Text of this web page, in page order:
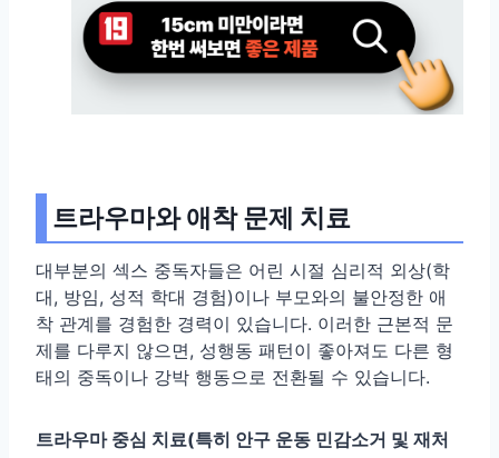
트라우마와 애착 문제 치료
대부분의 섹스 중독자들은 어린 시절 심리적 외상(학
대, 방임, 성적 학대 경험)이나 부모와의 불안정한 애
착 관계를 경험한 경력이 있습니다. 이러한 근본적 문
제를 다루지 않으면, 성행동 패턴이 좋아져도 다른 형
태의 중독이나 강박 행동으로 전환될 수 있습니다.
트라우마 중심 치료(특히 안구 운동 민감소거 및 재처